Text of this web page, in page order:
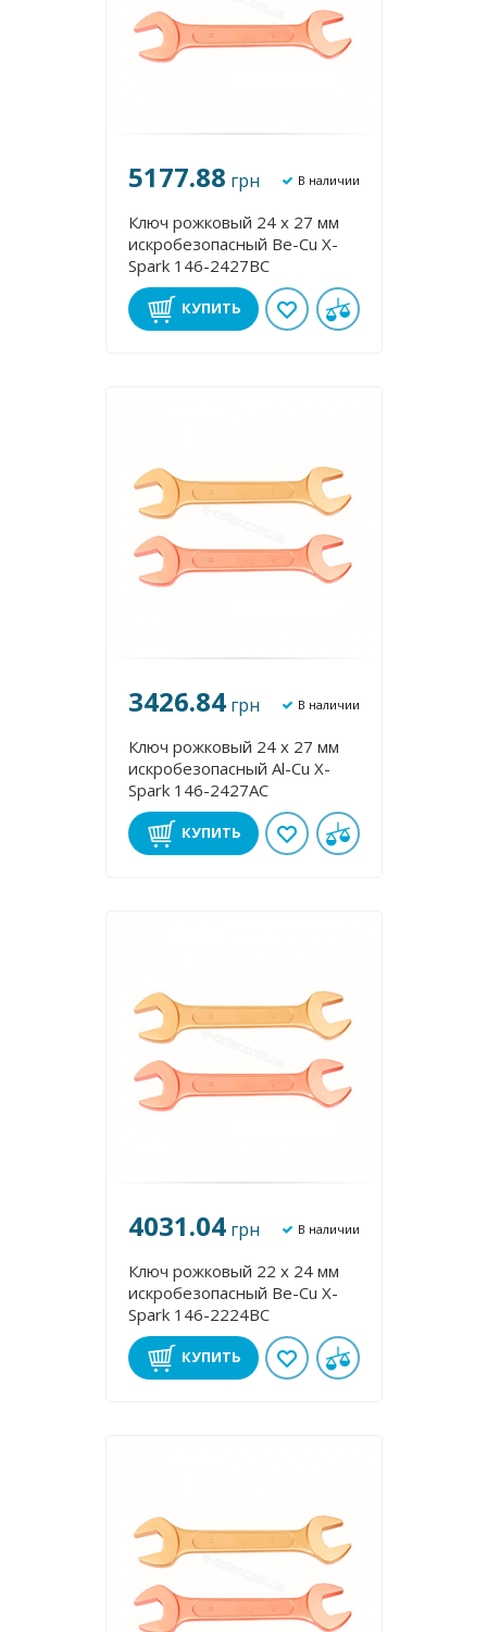
5177.88 грн В наличии
Ключ рожковый 24 х 27 мм
искробезопасный Be-Cu X-
Spark 146-2427BC
КУПИТЬ
3426.84 грн В наличии
Ключ рожковый 24 х 27 мм
искробезопасный Al-Cu X-
Spark 146-2427AC
КУПИТЬ
4031.04 грн В наличии
Ключ рожковый 22 х 24 мм
искробезопасный Be-Cu X-
Spark 146-2224BC
КУПИТЬ